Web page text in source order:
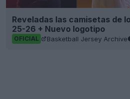
Reveladas las camisetas de
25-26 + Nuevo logotipo
OFICIAL Basketball Jersey Archive